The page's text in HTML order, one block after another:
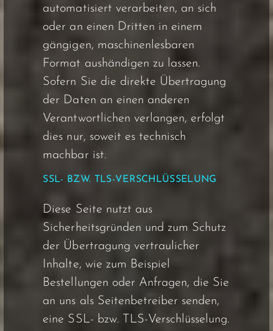
automatisiert verarbeiten, an sich
oder an einen Dritten in einem
gängigen, maschinenlesbaren
Format aushändigen zu lassen.
Sofern Sie die direkte Übertragung
der Daten an einen anderen
Verantwortlichen verlangen, erfolgt
dies nur, soweit es technisch
machbar ist.
SSL- BZW. TLS-VERSCHLÜSSELUNG
Diese Seite nutzt aus
Sicherheitsgründen und zum Schutz
der Übertragung vertraulicher
Inhalte, wie zum Beispiel
Bestellungen oder Anfragen, die Sie
an uns als Seitenbetreiber senden,
eine SSL- bzw. TLS-Verschlüsselung.